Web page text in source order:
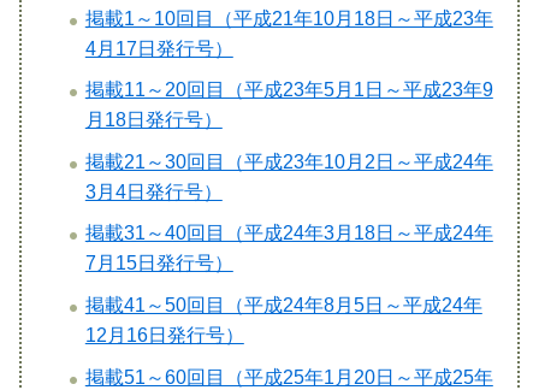
掲載1～10回目（平成21年10月18日～平成23年
4月17日発行号）
掲載11～20回目（平成23年5月1日～平成23年9
月18日発行号）
掲載21～30回目（平成23年10月2日～平成24年
3月4日発行号）
掲載31～40回目（平成24年3月18日～平成24年
7月15日発行号）
掲載41～50回目（平成24年8月5日～平成24年
12月16日発行号）
掲載51～60回目（平成25年1月20日～平成25年